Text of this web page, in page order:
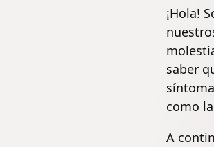
¡Hola!
saber
como la
A